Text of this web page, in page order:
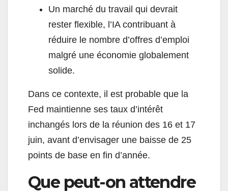
Un marché du travail qui devrait
rester flexible, l’IA contribuant à
réduire le nombre d’offres d’emploi
malgré une économie globalement
solide.
Dans ce contexte, il est probable que la
Fed maintienne ses taux d’intérêt
inchangés lors de la réunion des 16 et 17
juin, avant d’envisager une baisse de 25
points de base en fin d’année.
Que peut-on attendre